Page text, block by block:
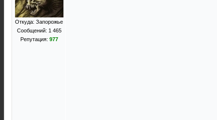
Откуда: Запорожье
Сообщений: 1 465
Репутация: 977